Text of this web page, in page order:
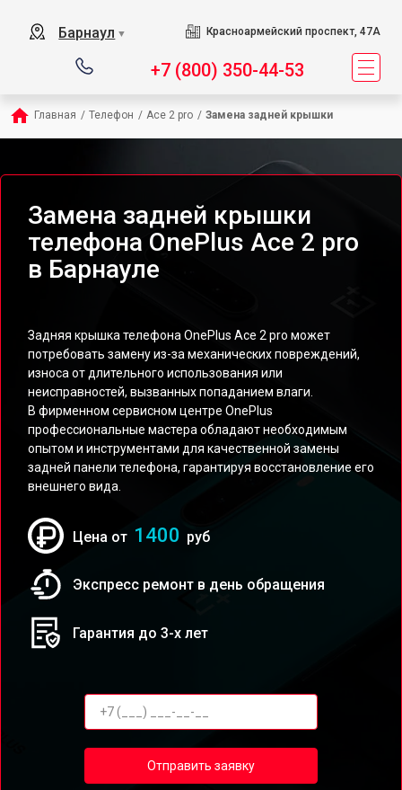
Барнаул ▼ Красноармейский проспект, 47А
+7 (800) 350-44-53
Главная / Телефон / Ace 2 pro / Замена задней крышки
Замена задней крышки
телефона OnePlus Ace 2 pro
в Барнауле
Задняя крышка телефона OnePlus Ace 2 pro может
потребовать замену из-за механических повреждений,
износа от длительного использования или
неисправностей, вызванных попаданием влаги.
В фирменном сервисном центре OnePlus
профессиональные мастера обладают необходимым
опытом и инструментами для качественной замены
задней панели телефона, гарантируя восстановление его
внешнего вида.
Цена от 1400 руб
Экспресс ремонт в день обращения
Гарантия до 3-х лет
Отправить заявку